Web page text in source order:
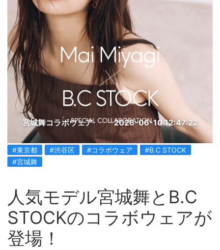
宮城舞コラボウェア 2026-06-10 12:47:22
#東京都 #渋谷区 #コラボウェア
#B.C STOCK
#宮城舞
人気モデル宮城舞とB.C
STOCKのコラボウェアが
登場！